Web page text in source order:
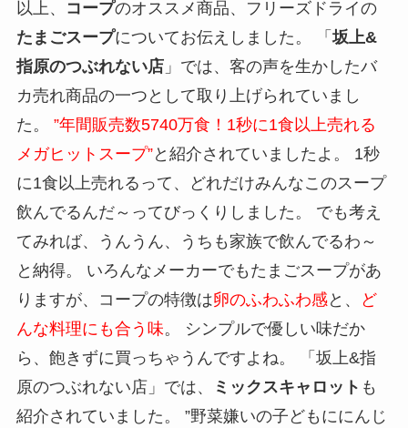
以上、 コープのオススメ商品、フリーズドライの
たまごスープについてお伝えしました。 「坂上&
指原のつぶれない店」では、客の声を生かしたバ
カ売れ商品の一つとして取り上げられていまし
た。 ”年間販売数5740万食！1秒に1食以上売れる
メガヒットスープ”と紹介されていましたよ。 1秒
に1食以上売れるって、どれだけみんなこのスープ
飲んでるんだ～ってびっくりしました。 でも考え
てみれば、うんうん、うちも家族で飲んでるわ～
と納得。 いろんなメーカーでもたまごスープがあ
りますが、コープの特徴は卵のふわふわ感と、
ど
んな料理にも合う味。 シンプルで優しい味だか
ら、飽きずに買っちゃうんですよね。 「坂上&指
原のつぶれない店」では、
ミックスキャロット も
紹介されていました。 ”野菜嫌いの子どもににんじ